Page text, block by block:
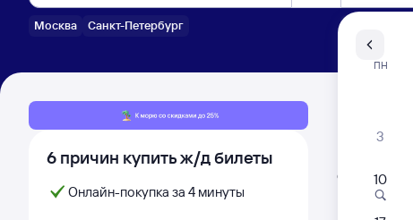
Москва Санкт-Петербург
6 причин купить ж/д билеты
Онлайн-покупка за 4 минуты
Открыта
Самый
ПН
3
10